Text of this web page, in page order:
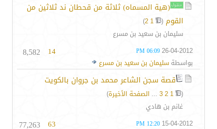
(هية المسماه) ثلاثة من قحطان ند ثلاثين من
القوم (
1
2
)
سليمان بن سعيد بن مسرع
26-04-2012
06:09 PM
بواسطة سليمان بن سعيد بن مسرع
14
8,582
قصة سجن الشاعر محمد بن جروان بالكويت
(
1
2
3
... الصفحة الأخيرة)
غانم بن هادي
15-04-2012
12:20 PM
63
77,263